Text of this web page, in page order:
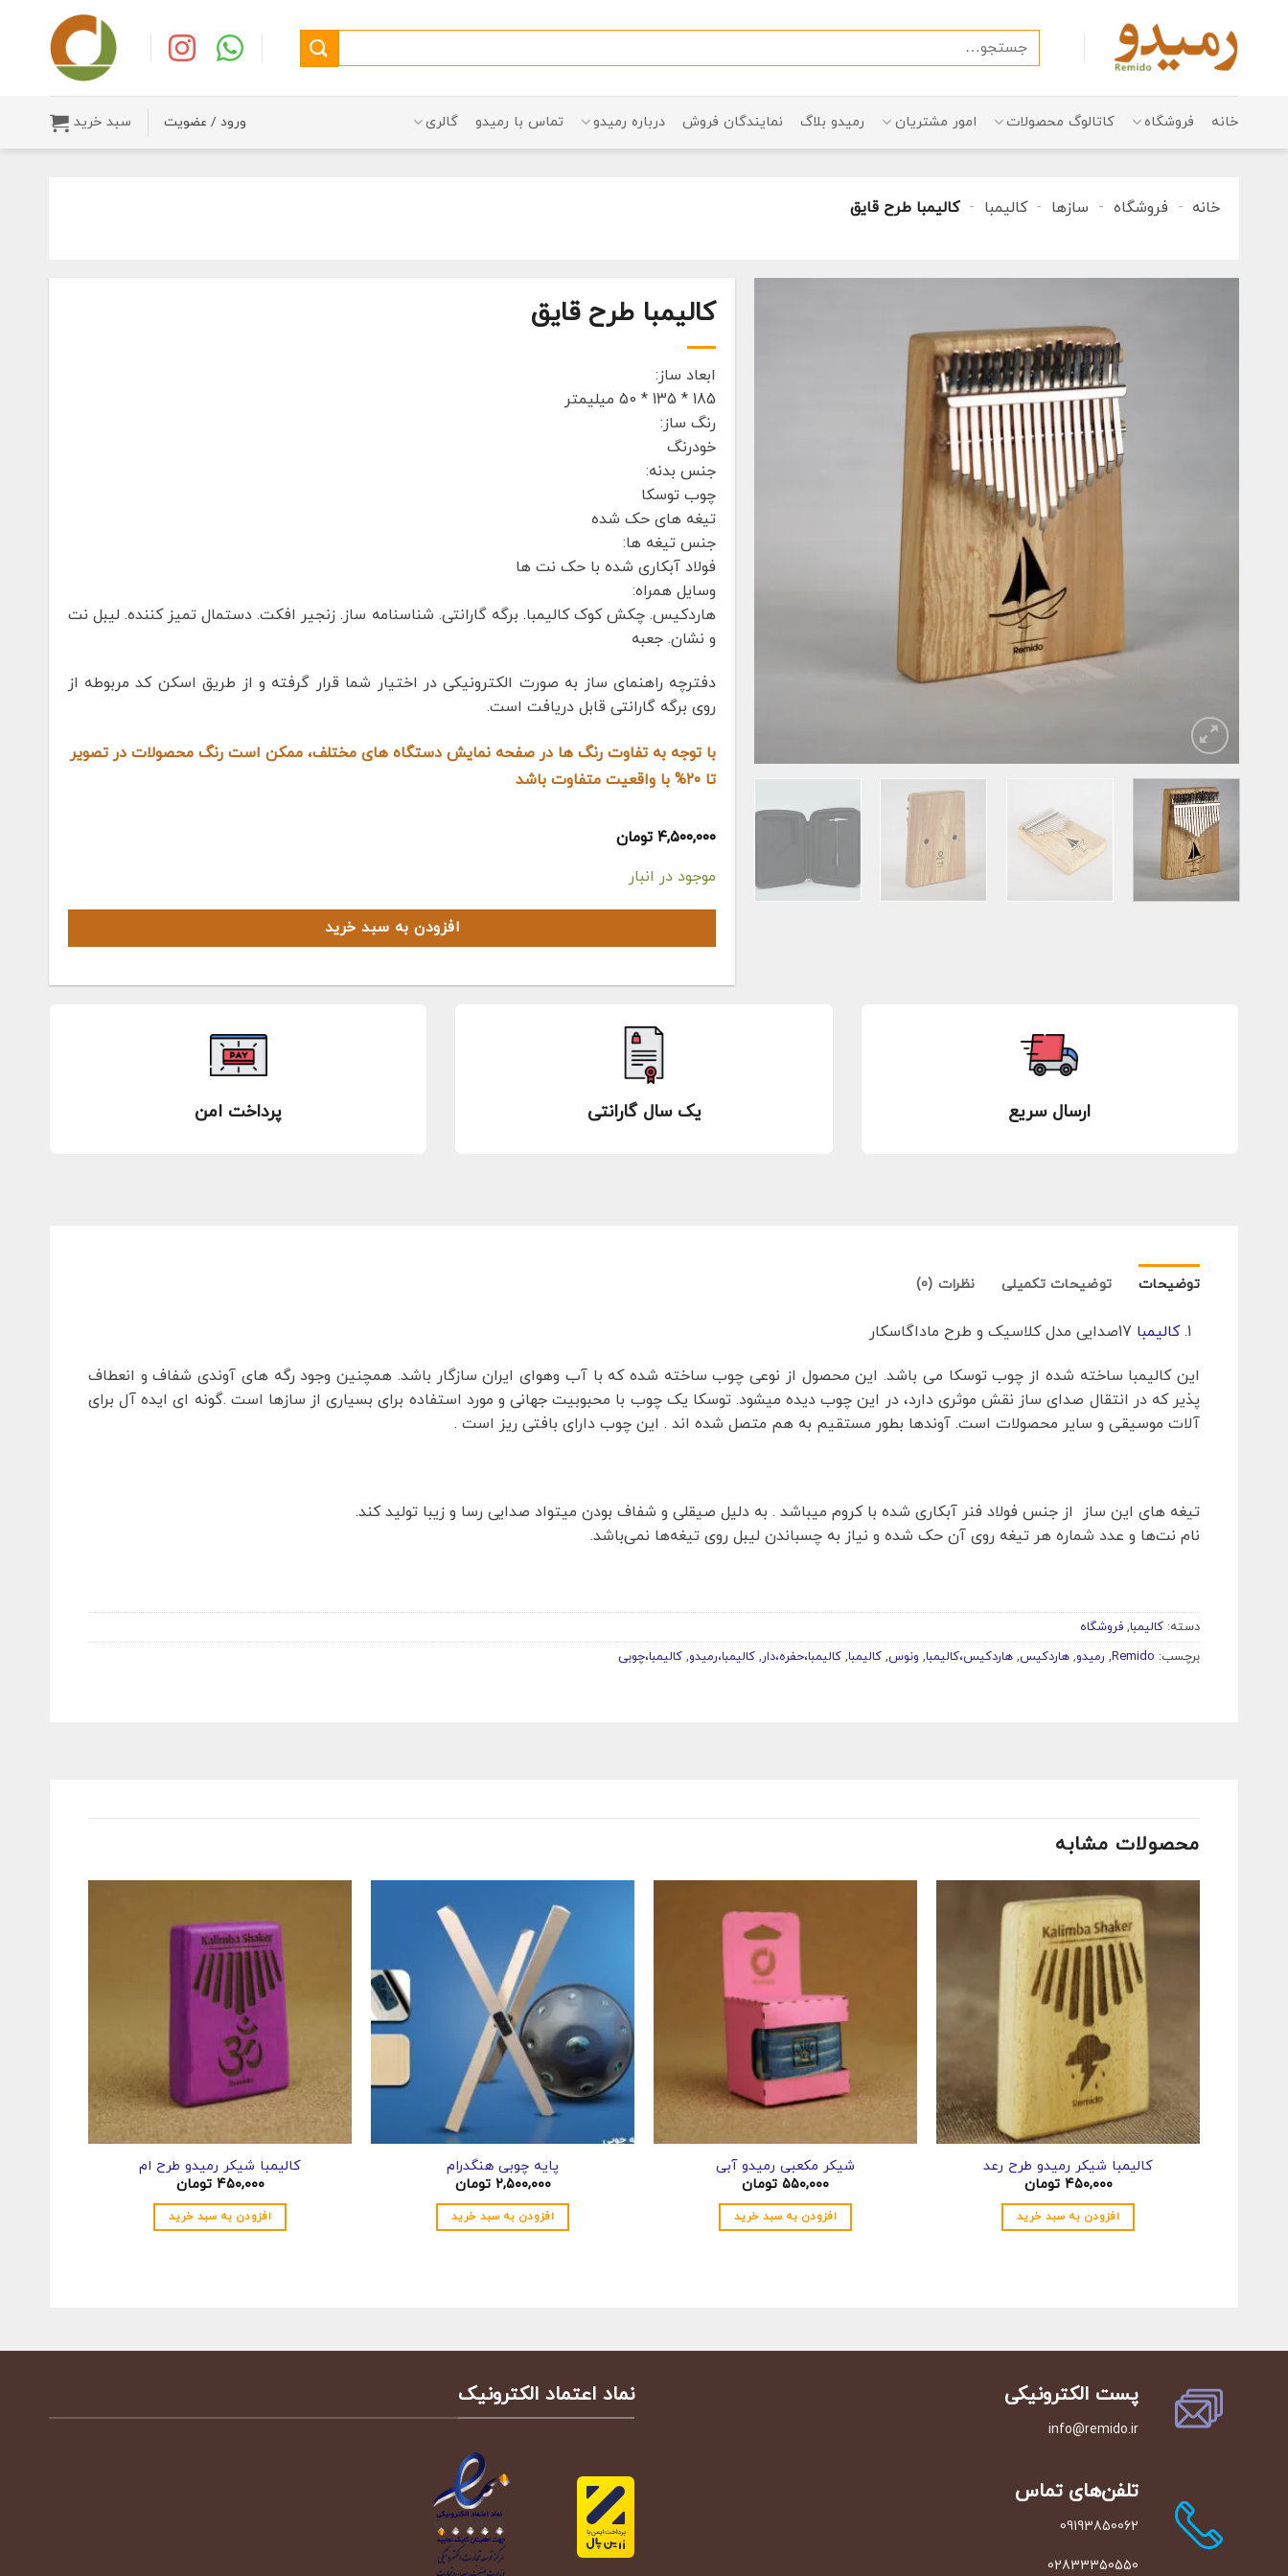
content
جستجو
برای:
خانه فروشگاه کاتالوگ محصولات امور مشتریان رمیدو بلاگ نمایندگان فروش درباره رمیدو تماس با رمیدو گالری ورود / عضویت سبد خرید
خانه - فروشگاه - سازها - کالیمبا - کالیمبا طرح قایق
کالیمبا طرح قایق
ابعاد ساز:
185 * 135 * 50 میلیمتر
رنگ ساز:
خودرنگ
جنس بدنه:
چوب توسکا
تیغه های حک شده
جنس تیغه ها:
فولاد آبکاری شده با حک نت ها
وسایل همراه:
هاردکیس. چکش کوک کالیمبا. برگه گارانتی. شناسنامه ساز. زنجیر افکت. دستمال تمیز کننده. لیبل نت
و نشان. جعبه
دفترچه راهنمای ساز به صورت الکترونیکی در اختیار شما قرار گرفته و از طریق اسکن کد مربوطه از
روی برگه گارانتی قابل دریافت است.
با توجه به تفاوت رنگ ها در صفحه نمایش دستگاه های مختلف، ممکن است رنگ محصولات در تصویر
تا ۲۰% با واقعیت متفاوت باشد
۴,۵۰۰,۰۰۰ تومان
موجود در انبار
افزودن به سبد خرید
ارسال سریع یک سال گارانتی پرداخت امن
توضیحات توضیحات تکمیلی نظرات (0)
کالیمبا
این کالیمبا ساخته شده از چوب توسکا می باشد. این محصول از نوعی چوب ساخته شده که با آب وهوای ایران سازگار باشد. همچنین وجود رگه های آوندی شفاف و انعطاف
پذیر که در انتقال صدای ساز نقش موثری دارد، در این چوب دیده میشود. توسکا یک چوب با محبوبیت جهانی و مورد استفاده برای بسیاری از سازها است .گونه ای ایده آل برای
آلات موسیقی و سایر محصولات است. آوندها بطور مستقیم به هم متصل شده اند . این چوب دارای بافتی ریز است .
تیغه های این ساز از جنس فولاد فنر آبکاری شده با کروم میباشد . به دلیل صیقلی و شفاف بودن میتواد صدایی رسا و زیبا تولید کند.
نام نت‌ها و عدد شماره هر تیغه روی آن حک شده و نیاز به چسباندن لیبل روی تیغه‌ها نمی‌باشد.
دسته: کالیمبا, فروشگاه
برچسب: Remido
, رمیدو, هاردکیس, هاردکیس،کالیمبا, ونوس, کالیمبا, کالیمبا،حفره،دار, کالیمبا،رمیدو, کالیمبا،چوبی
محصولات مشابه
کالیمبا شیکر رمیدو طرح رعد
۴۵۰,۰۰۰ تومان
افزودن به سبد خرید
شیکر مکعبی رمیدو آبی
۵۵۰,۰۰۰ تومان
افزودن به سبد خرید
پایه چوبی هنگدرام
۲,۵۰۰,۰۰۰ تومان
افزودن به سبد خرید
کالیمبا شیکر رمیدو طرح ام
۴۵۰,۰۰۰ تومان
افزودن به سبد خرید
پست الکترونیکی
info@remido.ir
تلفن‌‌های تماس
09193850062
02833350550
نماد اعتماد الکترونیک